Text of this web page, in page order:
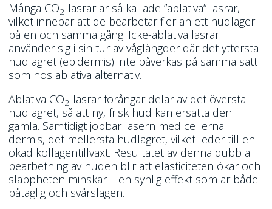
Många CO2-lasrar är så kallade ”ablativa” lasrar,
vilket innebär att de bearbetar fler än ett hudlager
på en och samma gång. Icke-ablativa lasrar
använder sig i sin tur av våglängder där det yttersta
hudlagret (epidermis) inte påverkas på samma sätt
som hos ablativa alternativ.
Ablativa CO2-lasrar förångar delar av det översta
hudlagret, så att ny, frisk hud kan ersätta den
gamla. Samtidigt jobbar lasern med cellerna i
dermis, det mellersta hudlagret, vilket leder till en
ökad kollagentillväxt. Resultatet av denna dubbla
bearbetning av huden blir att elasticiteten ökar och
slappheten minskar – en synlig effekt som är både
påtaglig och svårslagen.